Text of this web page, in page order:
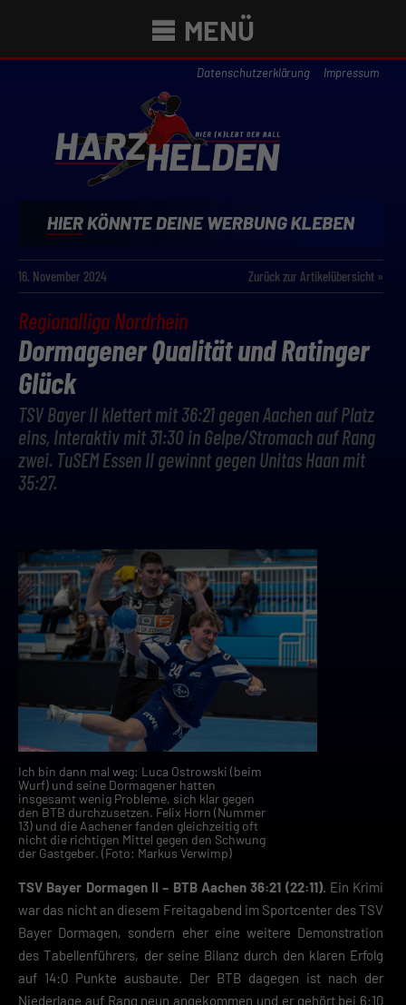
MENÜ
Datenschutzerklärung Impressum
16. November 2024 Zurück zur Artikelübersicht »
Regionalliga Nordrhein
Dormagener Qualität und Ratinger
Glück
TSV Bayer II klettert mit 36:21 gegen Aachen auf Platz
eins, Interaktiv mit 31:30 in Gelpe/Stromach auf Rang
zwei. TuSEM Essen II gewinnt gegen Unitas Haan mit
35:27.
Ich bin dann mal weg: Luca Ostrowski (beim
Wurf) und seine Dormagener hatten
insgesamt wenig Probleme, sich klar gegen
den BTB durchzusetzen. Felix Horn (Nummer
13) und die Aachener fanden gleichzeitig oft
nicht die richtigen Mittel gegen den Schwung
der Gastgeber. (Foto: Markus Verwimp)
TSV Bayer Dormagen II – BTB Aachen 36:21 (22:11). Ein Krimi
war das nicht an diesem Freitagabend im Sportcenter des TSV
Bayer Dormagen, sondern eher eine weitere Demonstration
des Tabellenführers, der seine Bilanz durch den klaren Erfolg
auf 14:0 Punkte ausbaute. Der BTB dagegen ist nach der
Niederlage auf Rang neun angekommen und er gehört bei 6:10